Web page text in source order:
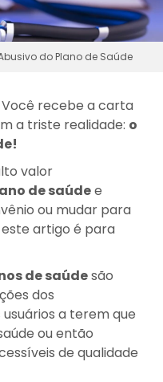
do Plano de Saúde
recebe a carta
a triste realidade: o
valor
de saúdee
ou mudar para
artigo é para
de saúdesão
dos
a terem que
ou então
de qualidade